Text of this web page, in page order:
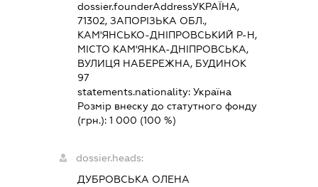
dossier.founderAddressУКРАЇНА,
71302, ЗАПОРІЗЬКА ОБЛ.,
КАМ'ЯНСЬКО-ДНІПРОВСЬКИЙ Р-Н,
МІСТО КАМ'ЯНКА-ДНІПРОВСЬКА,
ВУЛИЦЯ НАБЕРЕЖНА, БУДИНОК
97
statements.nationality: Україна
Розмір внеску до статутного фонду
(грн.): 1 000 (100 %)
dossier.heads:
ДУБРОВСЬКА ОЛЕНА